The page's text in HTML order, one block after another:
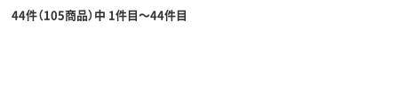
44件（105商品）中 1件目～44件目